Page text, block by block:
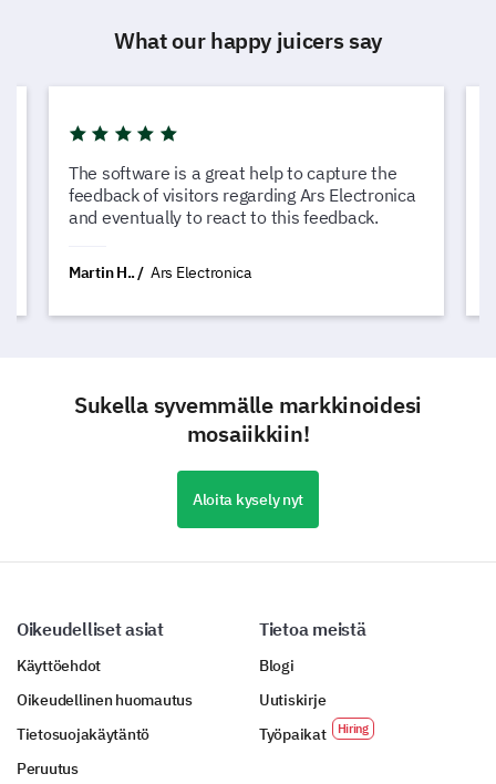
What our happy juicers say
The software is a great help to capture the
feedback of visitors regarding Ars Electronica
and eventually to react to this feedback.
Martin H.. Ars Electronica
Sukella syvemmälle markkinoidesi
mosaiikkiin!
Aloita kysely nyt
Oikeudelliset asiat
Käyttöehdot
Oikeudellinen huomautus
Tietosuojakäytäntö
Peruutus
Tietoa meistä
Blogi
Uutiskirje
Työpaikat